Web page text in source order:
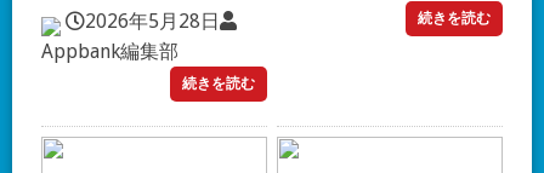
2026年5月28日
Appbank編集部
続きを読む
続きを読む